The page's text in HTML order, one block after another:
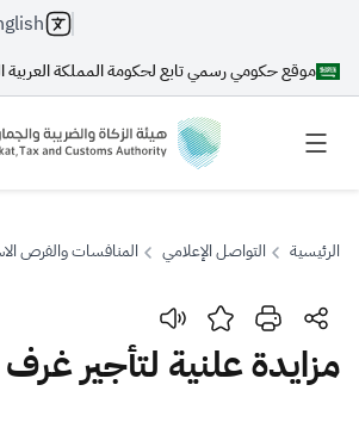
موقع حكومي رسمي تابع لحكومة المملكة العربية
بحث
الرئيسية التواصل الإعلامي المنافسات والفرص
مزايدة علنية لتأجير